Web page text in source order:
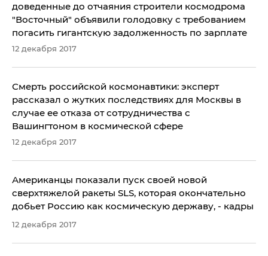
доведенные до отчаяния строители космодрома
"Восточный" объявили голодовку с требованием
погасить гигантскую задолженность по зарплате
12 декабря 2017
Смерть российской космонавтики: эксперт
рассказал о жутких последствиях для Москвы в
случае ее отказа от сотрудничества с
Вашингтоном в космической сфере
12 декабря 2017
​Американцы показали пуск своей новой
сверхтяжелой ракеты SLS, которая окончательно
добьет Россию как космическую державу, - кадры
12 декабря 2017